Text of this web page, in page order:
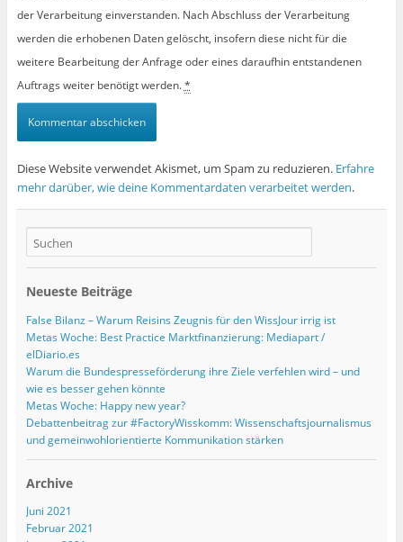
der Verarbeitung einverstanden. Nach Abschluss der Verarbeitung
werden die erhobenen Daten gelöscht, insofern diese nicht für die
weitere Bearbeitung der Anfrage oder eines daraufhin entstandenen
Auftrags weiter benötigt werden.*
Diese Website verwendet Akismet, um Spam zu reduzieren. Erfahre
mehr darüber, wie deine Kommentardaten verarbeitet werden.
Neueste Beiträge
False Bilanz – Warum Reisins Zeugnis für den WissJour irrig ist
Metas Woche: Best Practice Marktfinanzierung: Mediapart /
elDiario.es
Warum die Bundespresseförderung ihre Ziele verfehlen wird – und
wie es besser gehen könnte
Metas Woche: Happy new year?
Debattenbeitrag zur #FactoryWisskomm: Wissenschaftsjournalismus
und gemeinwohlorientierte Kommunikation stärken
Archive
Juni 2021
Februar 2021